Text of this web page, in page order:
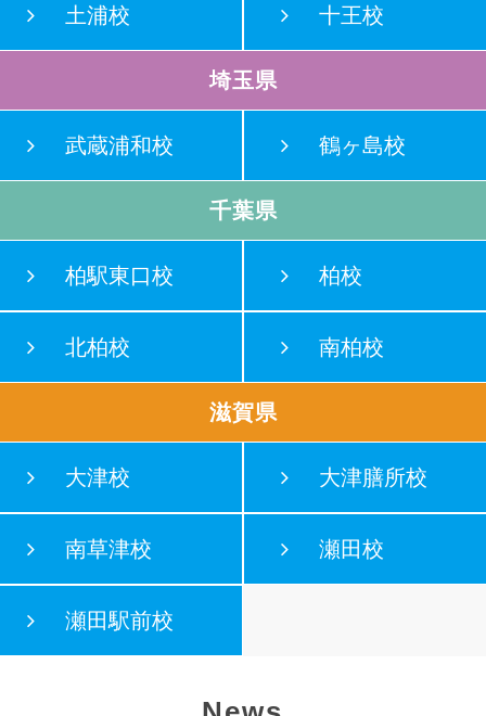
土浦校 十王校
埼玉県
武蔵浦和校 鶴ヶ島校
千葉県
柏駅東口校 柏校
北柏校 南柏校
滋賀県
大津校 大津膳所校
南草津校 瀬田校
瀬田駅前校